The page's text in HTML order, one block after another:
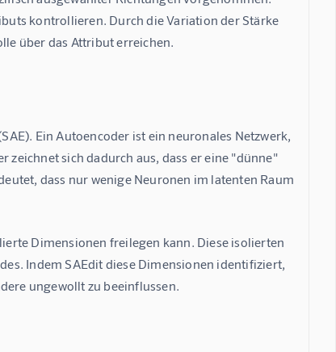
kontrollieren. Durch die Variation der Stärke
über das Attribut erreichen.
Ein Autoencoder ist ein neuronales Netzwerk,
zeichnet sich dadurch aus, dass er eine "dünne"
dass nur wenige Neuronen im latenten Raum
Dimensionen freilegen kann. Diese isolierten
Indem SAEdit diese Dimensionen identifiziert,
ungewollt zu beeinflussen.